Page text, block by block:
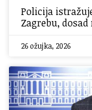
Policija
Zagrebu,
26 ožujka, 2026